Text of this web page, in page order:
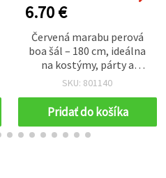
6.70 €
Červená marabu perová
boa šál – 180 cm, ideálna
na kostýmy, párty a
sviatočné dekorácie
SKU: 801140
Pridať do košíka